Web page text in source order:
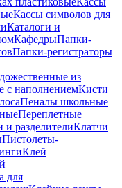
Кассы символов для
Каталоги и
КафедрыПапки-
Папки-регистраторы
из
с наполнениемКисти
Пеналы школьные
Переплетные
разделителиКлатчи
Пистолеты-
Клей
для